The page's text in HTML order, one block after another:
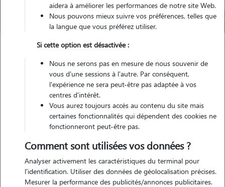
Trouver mon Pet Sitter
Cormontreuil
Nos promeneurs et familles d'accueil
à Cormontreuil (51350)
aidera à améliorer les performances de notre site Web.
Nous pouvons mieux suivre vos préférences, telles que
la langue que vous préférez utiliser.
Si cette option est désactivée :
Nous ne serons pas en mesure de nous souvenir de
vous d'une sessions à l'autre. Par conséquent,
l'expérience ne sera peut-être pas adaptée à vos
centres d'intérêt.
Vous aurez toujours accès au contenu du site mais
certaines fonctionnalités qui dépendent des cookies ne
fonctionneront peut-être pas.
Comment sont utilisées vos données ?
Analyser activement les caractéristiques du terminal pour
l'identification. Utiliser des données de géolocalisation précises.
Mesurer la performance des publicités/annonces publicitaires.